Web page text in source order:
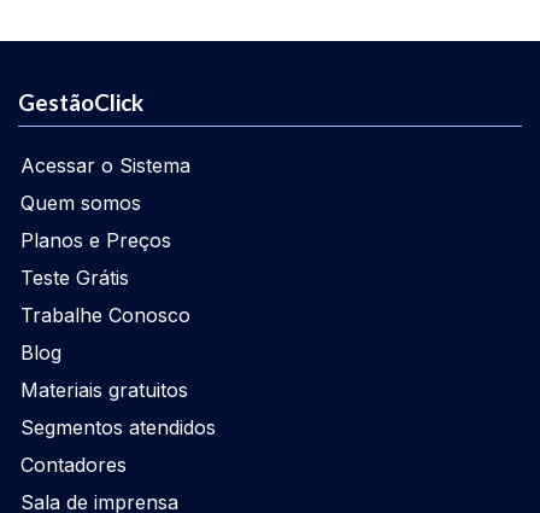
GestãoClick
Acessar o Sistema
Quem somos
Planos e Preços
Teste Grátis
Trabalhe Conosco
Blog
Materiais gratuitos
Segmentos atendidos
Contadores
Sala de imprensa